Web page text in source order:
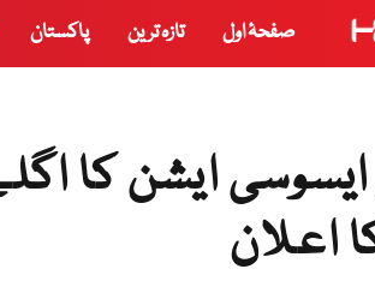
صفحۂ اول تازہ ترین پاکستان
ایسوسی ایشن کا
اعلان